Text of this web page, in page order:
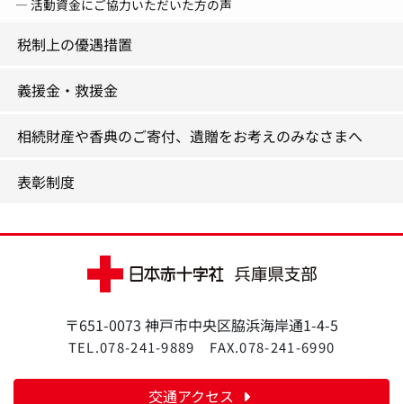
活動資金にご協力いただいた方の声
税制上の優遇措置
義援金・救援金
相続財産や香典のご寄付、遺贈をお考えのみなさまへ
表彰制度
〒651-0073 神戸市中央区脇浜海岸通1-4-5
TEL.078-241-9889 FAX.078-241-6990
交通アクセス